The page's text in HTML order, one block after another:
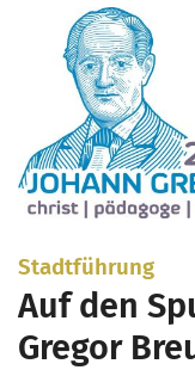
Zum Inhalt springen
Stadtführung:
Auf den
Gregor